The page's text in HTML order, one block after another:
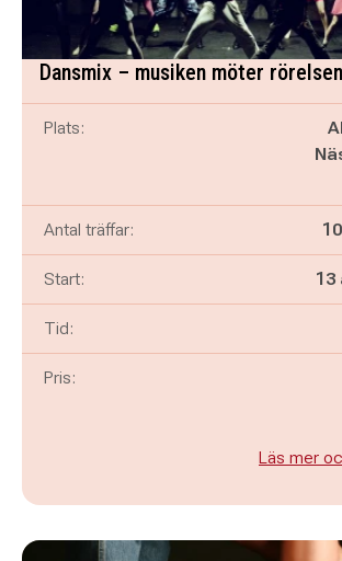
Dansmix – musiken möter
Plats:
Antal träffar:
Start: 13
Tid:
Pris:
Läs mer